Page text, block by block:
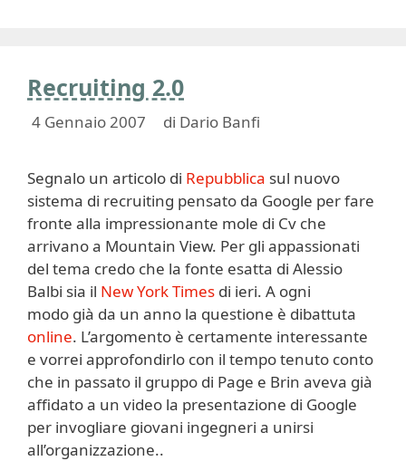
Recruiting 2.0
4 Gennaio 2007 di Dario Banfi
Segnalo un articolo di Repubblica sul nuovo
sistema di recruiting pensato da Google per fare
fronte alla impressionante mole di Cv che
arrivano a Mountain View. Per gli appassionati
del tema credo che la fonte esatta di Alessio
Balbi sia il New York Times di ieri. A ogni
modo già da un anno la questione è dibattuta
online. L’argomento è certamente interessante
e vorrei approfondirlo con il tempo tenuto conto
che in passato il gruppo di Page e Brin aveva già
affidato a un video la presentazione di Google
per invogliare giovani ingegneri a unirsi
all’organizzazione..